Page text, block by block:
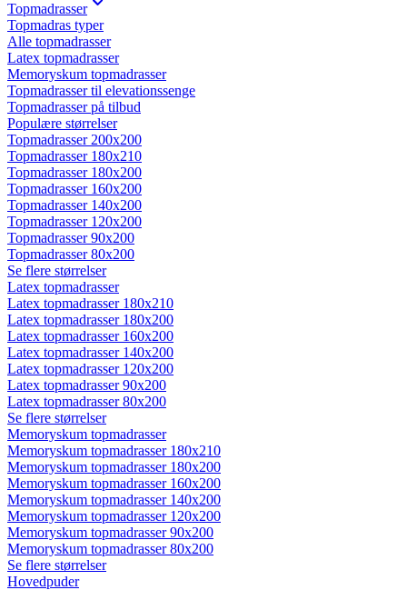
Topmadrasser
Topmadras typer
Alle topmadrasser
Latex topmadrasser
Memoryskum topmadrasser
Topmadrasser til elevationssenge
Topmadrasser på tilbud
Populære størrelser
Topmadrasser 200x200
Topmadrasser 180x210
Topmadrasser 180x200
Topmadrasser 160x200
Topmadrasser 140x200
Topmadrasser 120x200
Topmadrasser 90x200
Topmadrasser 80x200
Se flere størrelser
Latex topmadrasser
Latex topmadrasser 180x210
Latex topmadrasser 180x200
Latex topmadrasser 160x200
Latex topmadrasser 140x200
Latex topmadrasser 120x200
Latex topmadrasser 90x200
Latex topmadrasser 80x200
Se flere størrelser
Memoryskum topmadrasser
Memoryskum topmadrasser 180x210
Memoryskum topmadrasser 180x200
Memoryskum topmadrasser 160x200
Memoryskum topmadrasser 140x200
Memoryskum topmadrasser 120x200
Memoryskum topmadrasser 90x200
Memoryskum topmadrasser 80x200
Se flere størrelser
Hovedpuder